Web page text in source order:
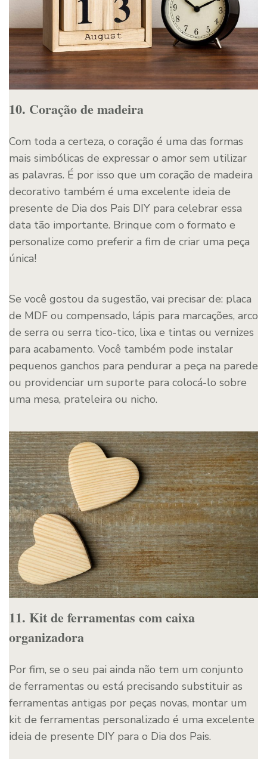
10. Coração de madeira
Com toda a certeza, o coração é uma das formas
mais simbólicas de expressar o amor sem utilizar
as palavras. É por isso que um coração de madeira
decorativo também é uma excelente ideia de
presente de Dia dos Pais DIY para celebrar essa
data tão importante. Brinque com o formato e
personalize como preferir a fim de criar uma peça
única!
Se você gostou da sugestão, vai precisar de: placa
de MDF ou compensado, lápis para marcações, arco
de serra ou serra tico-tico, lixa e tintas ou vernizes
para acabamento. Você também pode instalar
pequenos ganchos para pendurar a peça na parede
ou providenciar um suporte para colocá-lo sobre
uma mesa, prateleira ou nicho.
11. Kit de ferramentas com caixa
organizadora
Por fim, se o seu pai ainda não tem um conjunto
de ferramentas ou está precisando substituir as
ferramentas antigas por peças novas, montar um
kit de ferramentas personalizado é uma excelente
ideia de presente DIY para o Dia dos Pais.